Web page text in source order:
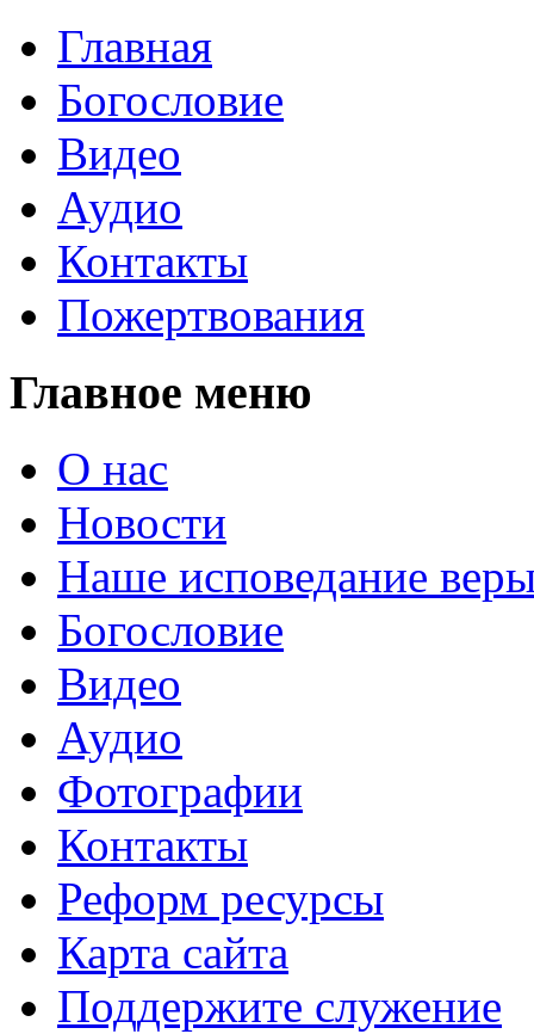
Главная
Богословие
Видео
Аудио
Контакты
Пожертвования
Главное меню
О нас
Новости
Наше исповедание
Богословие
Видео
Аудио
Фотографии
Контакты
Реформ ресурсы
Карта сайта
Поддержите служение